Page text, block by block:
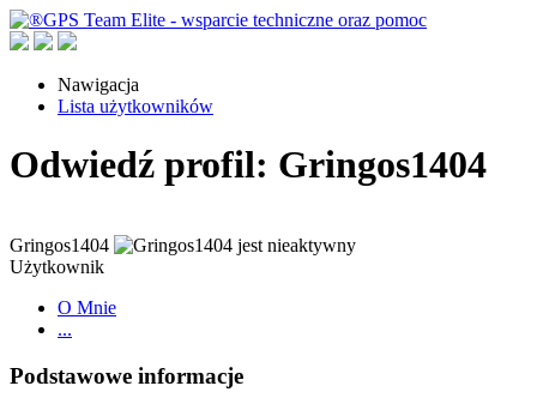
Nawigacja
Lista użytkowników
Odwiedź profil: Gringos1404
Gringos1404
Użytkownik
O Mnie
...
Podstawowe informacje